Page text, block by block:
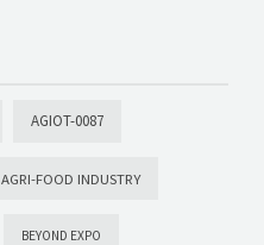
AGIOT-0087
AGRI-FOOD INDUSTRY
BEYOND EXPO